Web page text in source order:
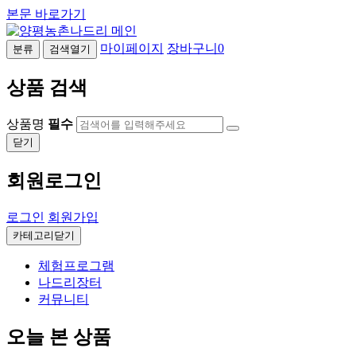
본문 바로가기
분류 검색열기 마이페이지 장바구니 0
상품 검색
상품명 필수
닫기
회원로그인
로그인 회원가입
카테고리닫기
체험프로그램
나드리장터
커뮤니티
오늘 본 상품